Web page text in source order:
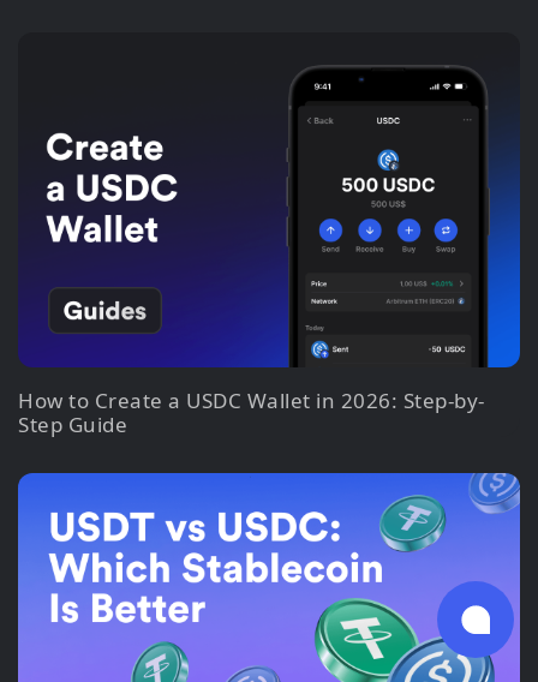
How to Create a USDC Wallet in 2026: Step-by-
Step Guide